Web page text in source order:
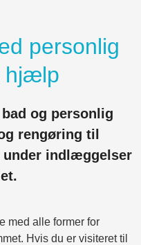
personlig
hjælp
og personlig
rengøring til
under indlæggelser
med alle former for
Hvis du er visiteret til